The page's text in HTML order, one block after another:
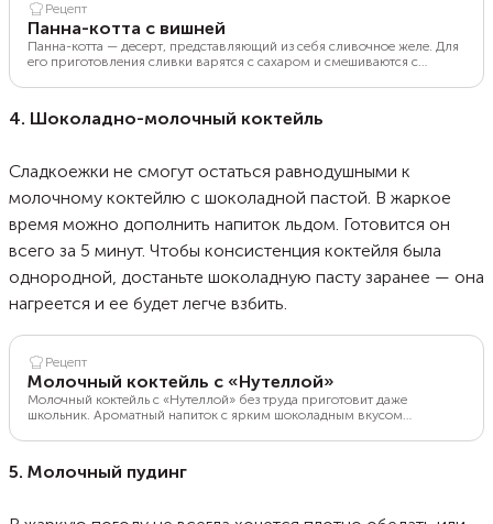
Рецепт
Панна-котта с вишней
Панна-котта — десерт, представляющий из себя сливочное желе. Для
его приготовления сливки варятся с сахаром и смешиваются с
застывает в холодильнике. Можно приготовить панна-котту с вишней,
— сочная ягода, поэтому сироп из нее получится насыщенным.
4. Шоколадно-молочный коктейль
Сладкоежки не смогут остаться равнодушными к
молочному коктейлю с шоколадной пастой. В жаркое
время можно дополнить напиток льдом. Готовится он
всего за 5 минут. Чтобы консистенция коктейля была
однородной, достаньте шоколадную пасту заранее — она
нагреется и ее будет легче взбить.
Рецепт
Молочный коктейль с «Нутеллой»
Молочный коктейль с «Нутеллой» без труда приготовит даже
школьник. Ароматный напиток с ярким шоколадным вкусом
блендером. Молоко можно взять любое — коровье, кокосовое,
а летом наполнить его яркостью и ароматом свежих ягод или
5. Молочный пудинг